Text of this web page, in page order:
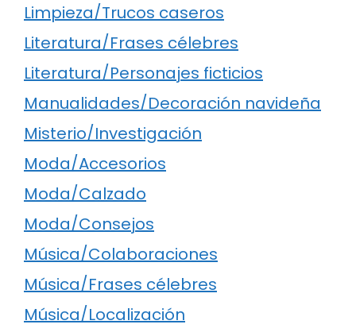
Limpieza/Trucos caseros
Literatura/Frases célebres
Literatura/Personajes ficticios
Manualidades/Decoración navideña
Misterio/Investigación
Moda/Accesorios
Moda/Calzado
Moda/Consejos
Música/Colaboraciones
Música/Frases célebres
Música/Localización